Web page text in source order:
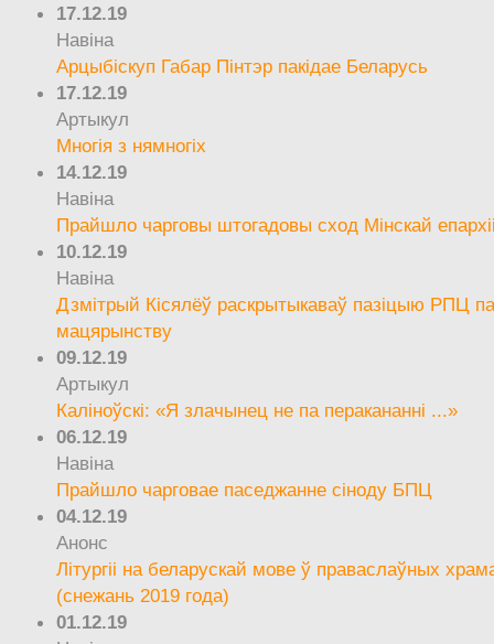
17.12.19
Навіна
Арцыбіскуп Габар Пінтэр пакідае Беларусь
17.12.19
Артыкул
Многія з нямногіх
14.12.19
Навіна
Прайшло чарговы штогадовы сход Мінскай
10.12.19
Навіна
Дзмітрый Кісялёў раскрытыкаваў пазіцыю РПЦ
мацярынству
09.12.19
Артыкул
Каліноўскі: «Я злачынец не па перакананні ...»
06.12.19
Навіна
Прайшло чарговае паседжанне сіноду БПЦ
04.12.19
Анонс
Літургіі на беларускай мове ў праваслаўных
(снежань 2019 года)
01.12.19